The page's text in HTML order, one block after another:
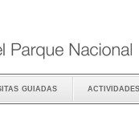
guiadas actividades